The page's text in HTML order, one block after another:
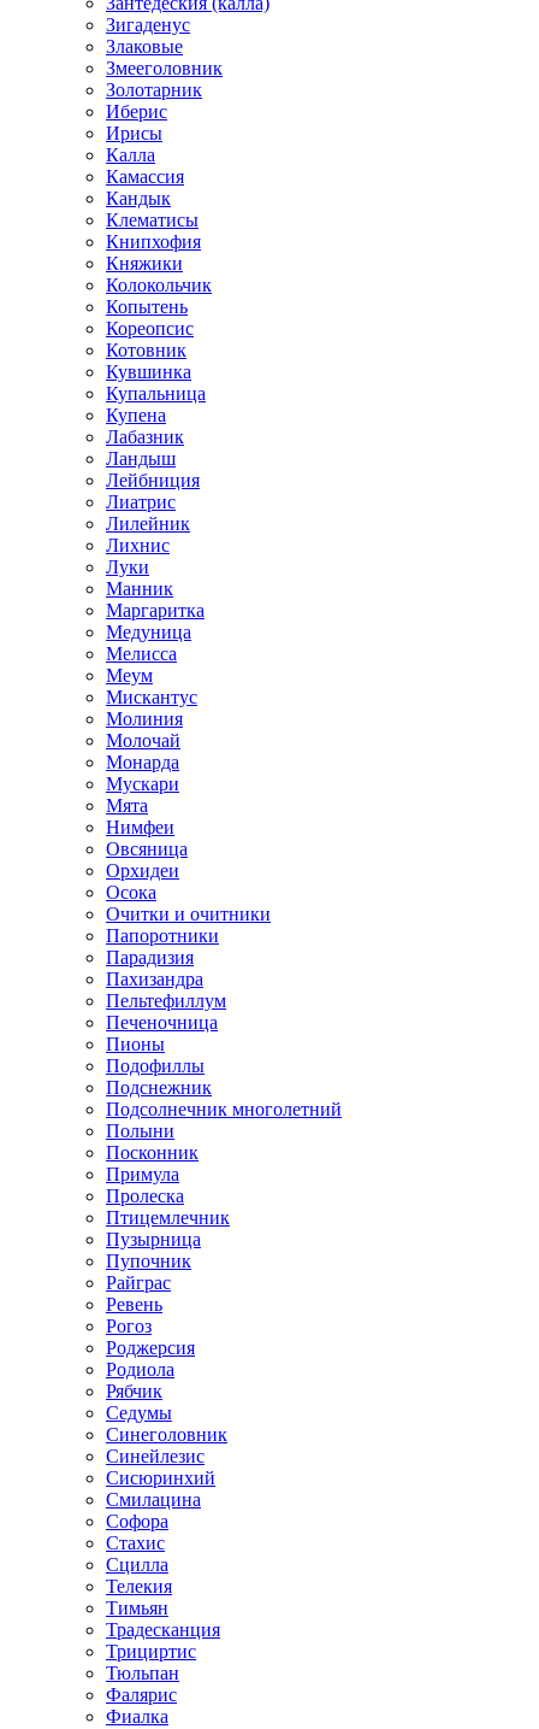
Зигаденус
Злаковые
Змееголовник
Золотарник
Иберис
Ирисы
Калла
Камассия
Кандык
Клематисы
Книпхофия
Княжики
Колокольчик
Копытень
Кореопсис
Котовник
Кувшинка
Купальница
Купена
Лабазник
Ландыш
Лейбниция
Лиатрис
Лилейник
Лихнис
Луки
Манник
Маргаритка
Медуница
Мелисса
Меум
Мискантус
Молиния
Молочай
Монарда
Мускари
Мята
Нимфеи
Овсяница
Орхидеи
Осока
Очитки и очитники
Папоротники
Парадизия
Пахизандра
Пельтефиллум
Печеночница
Пионы
Подофиллы
Подснежник
Подсолнечник многолетний
Полыни
Посконник
Примула
Пролеска
Птицемлечник
Пузырница
Пупочник
Райграс
Ревень
Рогоз
Роджерсия
Родиола
Рябчик
Седумы
Синеголовник
Синейлезис
Сисюринхий
Смилацина
Софора
Стахис
Сцилла
Телекия
Тимьян
Традесканция
Трициртис
Тюльпан
Фалярис
Фиалка